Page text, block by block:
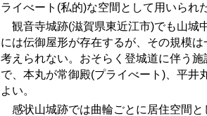
ライべート(私的)な空間として用いられ
観音寺城跡(滋賀県東近江市)でも山城
には伝御屋形が存在するが、その規模
考えられない。おそらく登城道に伴う
で、本丸が常御殿(プライべート)、平井
よい。
感状山城跡では曲輪ごとに居住空間と